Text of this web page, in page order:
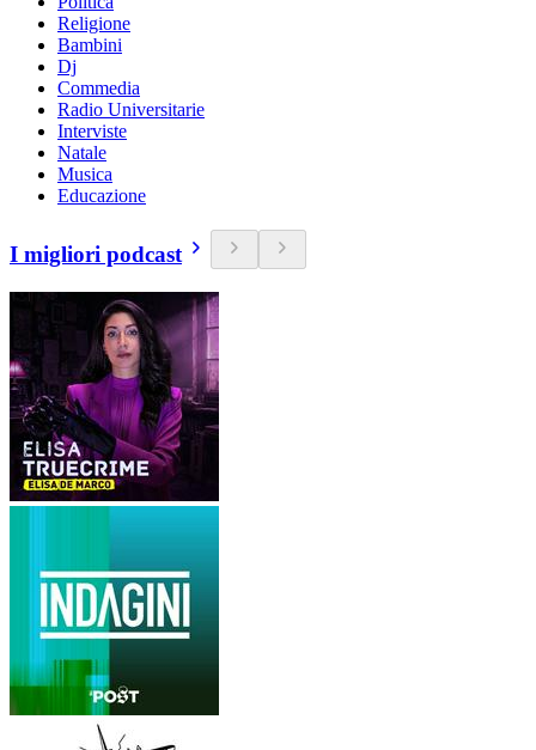
Religione
Bambini
Dj
Commedia
Radio Universitarie
Interviste
Natale
Musica
Educazione
I migliori podcast